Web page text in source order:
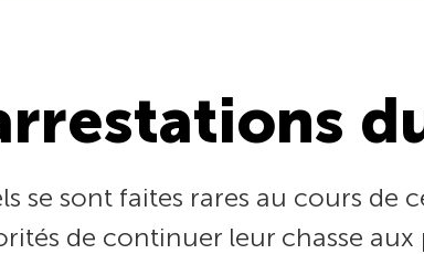
se sont faites rares au cours de
de continuer leur chasse aux